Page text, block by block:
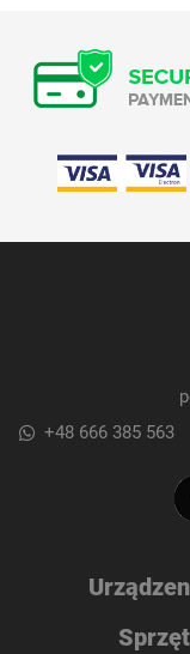
+48 666 385 563